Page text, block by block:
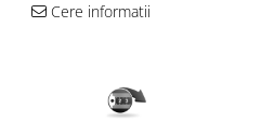
Cere informatii